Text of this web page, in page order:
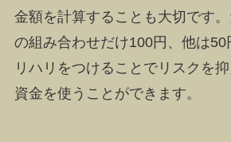
金額を計算することも大切です
の組み合わせだけ100円、他は50
リハリをつけることでリスクを
資金を使うことができます。